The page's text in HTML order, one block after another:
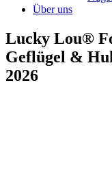
Über uns
Lucky Lou®
Geflügel &
2026